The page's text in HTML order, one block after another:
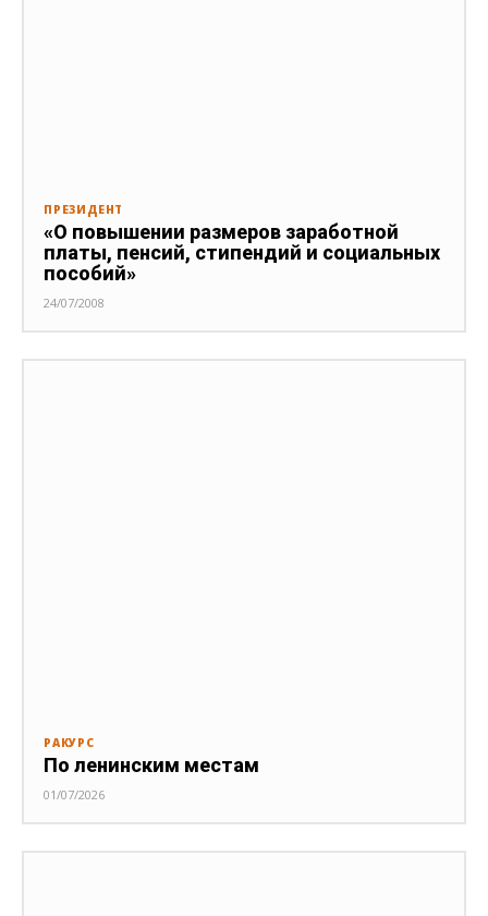
ПРЕЗИДЕНТ
«О повышении размеров заработной
платы, пенсий, стипендий и социальных
пособий»
24/07/2008
РАКУРС
По ленинским местам
01/07/2026